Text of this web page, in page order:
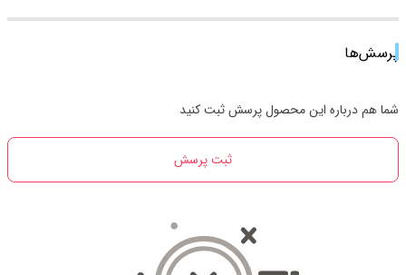
پرسش‌ها
شما هم درباره این محصول پرسش ثبت کنید
ثبت پرسش